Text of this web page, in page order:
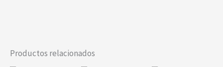
Productos relacionados